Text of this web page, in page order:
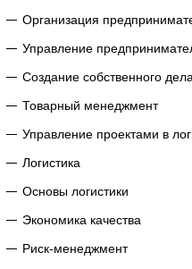
Организация
Управление
Создание собственного
Товарный менеджмент
Управление проектами в
Логистика
Основы логистики
Экономика качества
Риск-менеджмент